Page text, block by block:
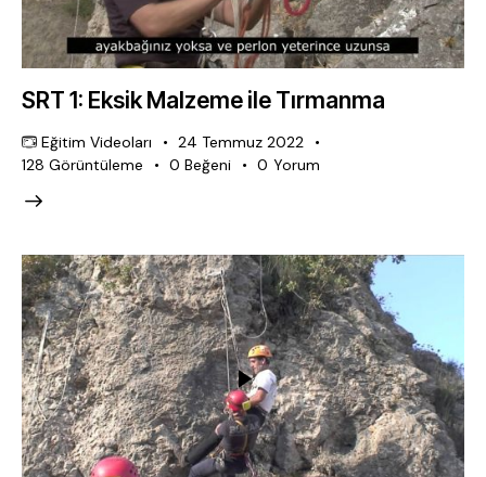
SRT 1: Eksik Malzeme ile Tırmanma
Eğitim Videoları
24 Temmuz 2022
128 Görüntüleme 0 Beğeni 0 Yorum